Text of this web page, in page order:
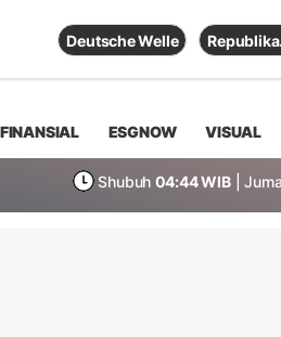
Deutsche Welle
ESGNOW VISUAL
Shubuh 04:44 WIB |